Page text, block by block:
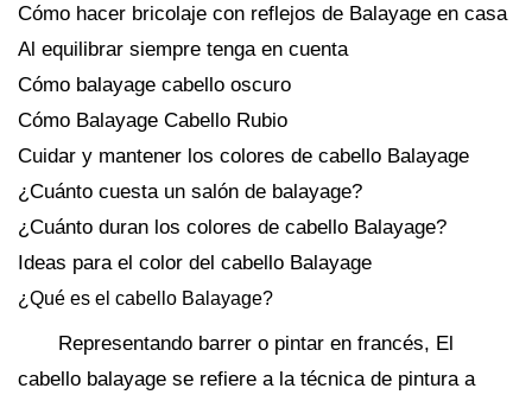
Cómo hacer bricolaje con reflejos de Balayage en casa
Al equilibrar siempre tenga en cuenta
Cómo balayage cabello oscuro
Cómo Balayage Cabello Rubio
Cuidar y mantener los colores de cabello Balayage
¿Cuánto cuesta un salón de balayage?
¿Cuánto duran los colores de cabello Balayage?
Ideas para el color del cabello Balayage
¿Qué es el cabello Balayage?
Representando barrer o pintar en francés, El
cabello balayage se refiere a la técnica de pintura a